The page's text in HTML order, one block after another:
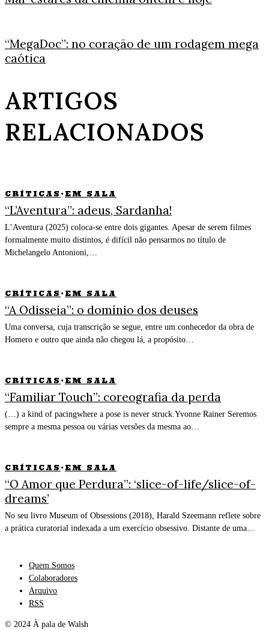
“MegaDoc”: no coração de um rodagem mega
caótica
ARTIGOS
RELACIONADOS
CRÍTICAS · EM SALA
“L’Aventura”: adeus, Sardanha!
L’Aventura (2025) coloca-se entre dois gigantes. Apesar de serem filmes
formalmente muito distintos, é difícil não pensarmos no título de
Michelangelo Antonioni,…
CRÍTICAS · EM SALA
“A Odisseia”: o domínio dos deuses
Uma conversa, cuja transcrição se segue, entre um conhecedor da obra de
Homero e outro que ainda não chegou lá, a propósito…
CRÍTICAS · EM SALA
“Familiar Touch”: coreografia da perda
(…) a kind of pacingwhere a pose is never struck.Yvonne Rainer Seremos
sempre a mesma pessoa ou várias versões da mesma ao…
CRÍTICAS · EM SALA
“O Amor que Perdura”: ‘slice-of-life/slice-of-
dreams’
No seu livro Museum of Obsessions (2018), Harald Szeemann reflete sobre
a prática curatorial indexada a um exercício obsessivo. Distante de uma…
Quem Somos
Colaboradores
Arquivo
RSS
© 2024 À pala de Walsh